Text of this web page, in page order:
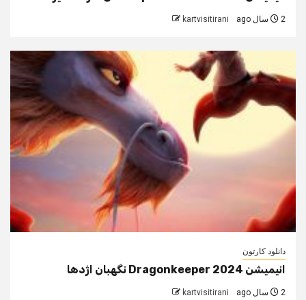
2 سال ago kartvisitirani
دانلود کارتون
انیمیشن Dragonkeeper 2024 نگهبان اژدها
2 سال ago kartvisitirani